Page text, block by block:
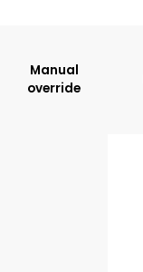
Manual
override